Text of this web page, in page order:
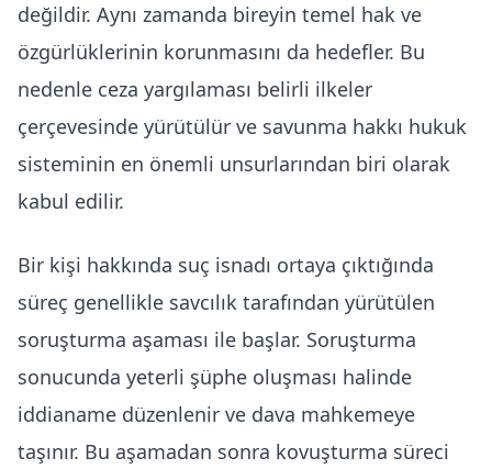
değildir. Aynı zamanda bireyin temel hak ve
özgürlüklerinin korunmasını da hedefler. Bu
nedenle ceza yargılaması belirli ilkeler
çerçevesinde yürütülür ve savunma hakkı hukuk
sisteminin en önemli unsurlarından biri olarak
kabul edilir.
Bir kişi hakkında suç isnadı ortaya çıktığında
süreç genellikle savcılık tarafından yürütülen
soruşturma aşaması ile başlar. Soruşturma
sonucunda yeterli şüphe oluşması halinde
iddianame düzenlenir ve dava mahkemeye
taşınır. Bu aşamadan sonra kovuşturma süreci